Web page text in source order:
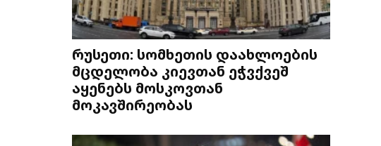
რუსეთი: სომხეთის დაახლოების
მცდელობა კიევთან ეჭვქვეშ
აყენებს მოსკოვთან
მოკავშირეობას